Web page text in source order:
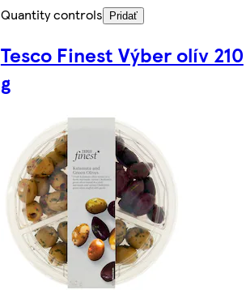
Quantity controls
Pridať
Tesco Finest Výber olív 210
g